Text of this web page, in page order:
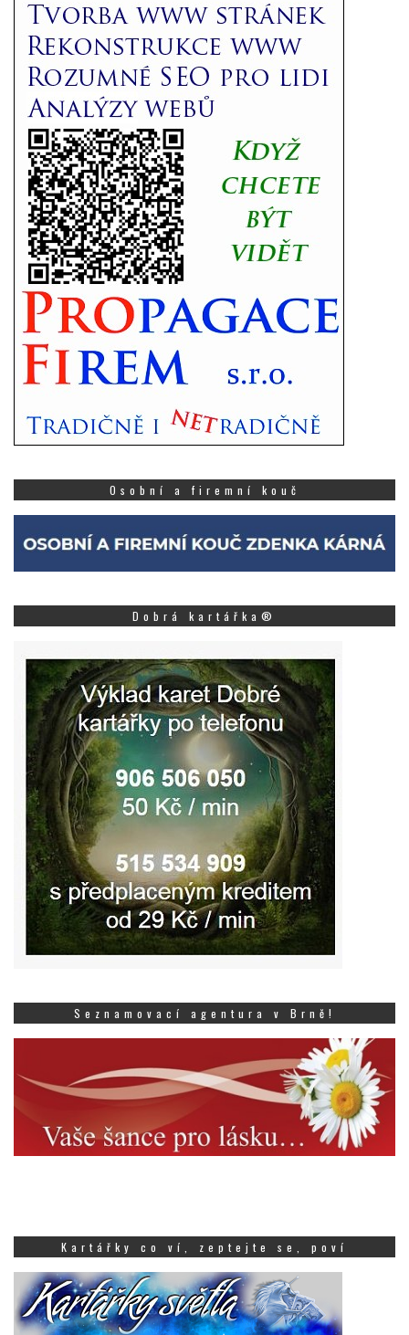
Osobní a firemní kouč
Dobrá kartářka®
Seznamovací agentura v Brně!
Kartářky co ví, zeptejte se, poví